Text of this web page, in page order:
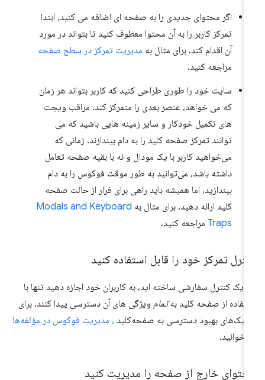
اگر محتوای جدیدی را به صفحه ای اضافه می کنید، ابتدا
تمرکز کاربر را به آن محتوا معطوف کنید تا بتواند در مورد
آن اقدام کند. برای مثال به مدیریت تمرکز در سطح صفحه
مراجعه کنید.
سایت خود را طوری طراحی کنید که کاربر بتواند هر زمان
که می خواهد، عنصر بعدی را متمرکز کند. مراقب ویجت
های تکمیل خودکار و سایر زمینه هایی باشید که می
توانند تمرکز صفحه کلید را به دام بیندازند. زمانی که
می‌خواهید کاربر با یک مودال و نه با بقیه صفحه تعامل
داشته باشد، می‌توانید به طور موقت فوکوس را به دام
بیندازید، اما همیشه باید راهی برای فرار از حالت صفحه
کلید ارائه دهید. برای مثال به Modals and Keyboard
Trapsمراجعه کنید.
تمرکز خود را قابل استفاده کنید
یک کنترل سفارشی ساخته اید، به کاربران خود اجازه دهید تنها با
از صفحه کلید بهتمامویژگی های آن دسترسی پیدا کنند. برای
بهبود دسترسی به صفحه‌کلید، مدیریت فوکوس در مؤلفه‌ها
بخوانید.
خارج از صفحه را مدیریت کنید